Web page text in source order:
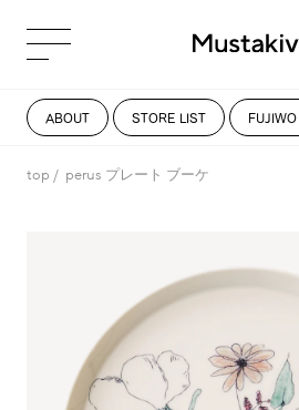
ABOUT STORE LIST
top perus プレート ブーケ